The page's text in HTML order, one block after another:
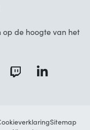
de hoogte van het
Sitemap